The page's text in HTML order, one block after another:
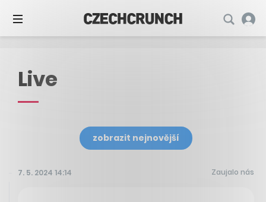
Live
zobrazit nejnovější
7. 5. 2024 14:14 Zaujalo nás